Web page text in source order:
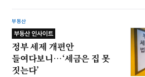
부동산
부동산 인사이트
정부 세제 개편안
들여다보니…‘세금은 집 못
짓는다’